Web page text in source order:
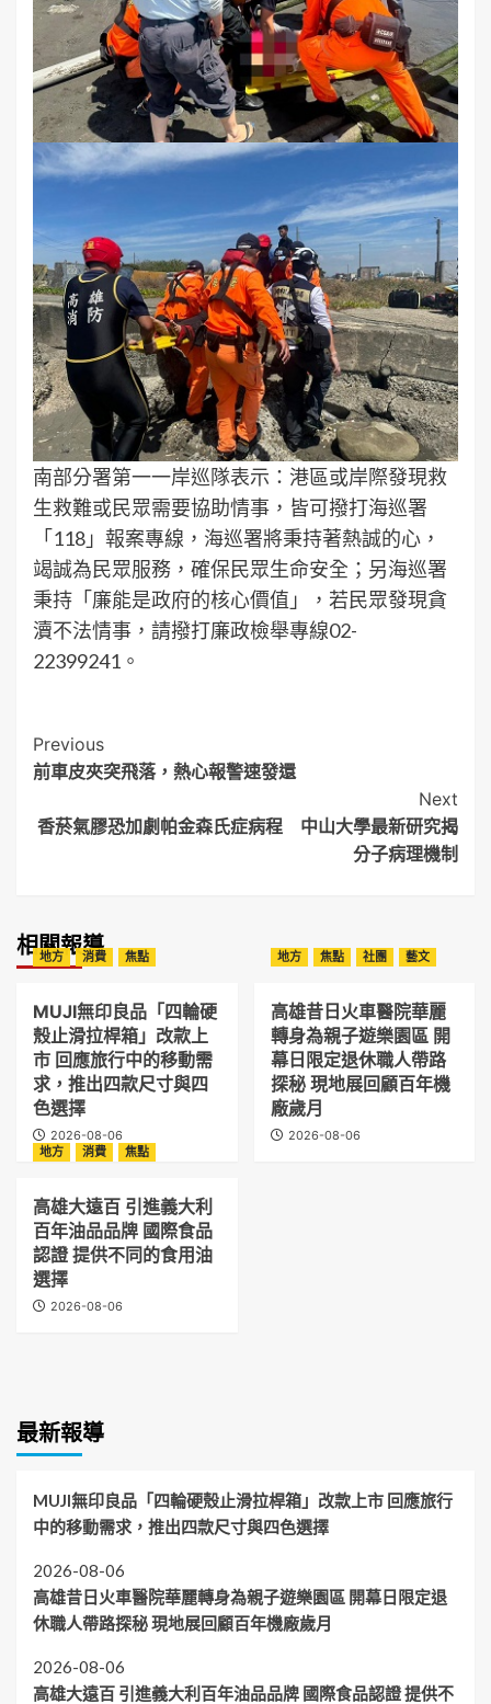
南部分署第一一岸巡隊表示：港區或岸際發現救
生救難或民眾需要協助情事，皆可撥打海巡署
「118」報案專線，海巡署將秉持著熱誠的心，
竭誠為民眾服務，確保民眾生命安全；另海巡署
秉持「廉能是政府的核心價值」，若民眾發現貪
瀆不法情事，請撥打廉政檢舉專線02-
22399241。
Post
Navigation
Previous
前車皮夾突飛落，熱心報警速發還
Next
香菸氣膠恐加劇帕金森氏症病程 中山大學最新研究揭
分子病理機制
相關報導
地方 消費 焦點
MUJI無印良品「四輪硬
殼止滑拉桿箱」改款上
市 回應旅行中的移動需
求，推出四款尺寸與四
色選擇
2026-08-06
地方 焦點 社團 藝文
高雄昔日火車醫院華麗
轉身為親子遊樂園區 開
幕日限定退休職人帶路
探秘 現地展回顧百年機
廠歲月
2026-08-06
地方
消費 焦點
高雄大遠百 引進義大利
百年油品品牌 國際食品
認證 提供不同的食用油
選擇
2026-08-06
最新報導
MUJI無印良品「四輪硬殼止滑拉桿箱」改款上市 回應旅行
中的移動需求，推出四款尺寸與四色選擇
2026-08-06
高雄昔日火車醫院華麗轉身為親子遊樂園區 開幕日限定退
休職人帶路探秘 現地展回顧百年機廠歲月
2026-08-06
高雄大遠百 引進義大利百年油品品牌 國際食品認證 提供不